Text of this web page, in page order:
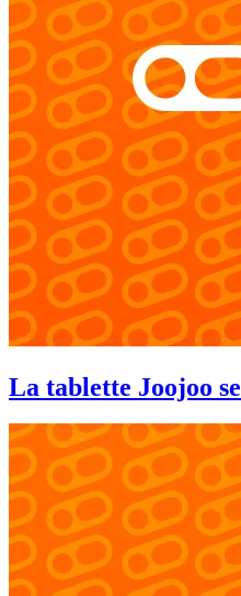
La tablette Joojoo